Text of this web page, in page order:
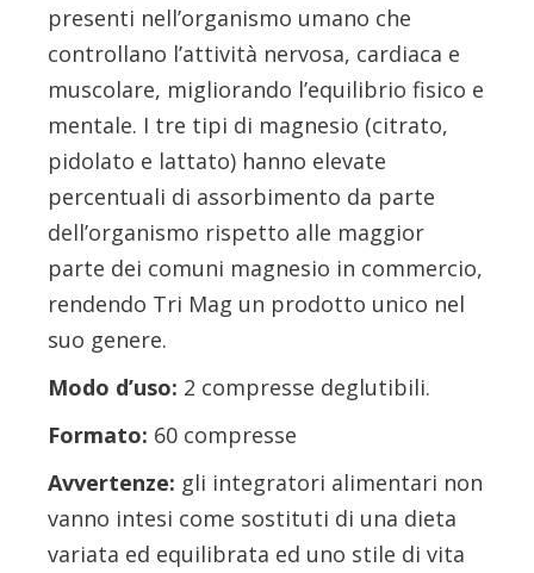
presenti nell’organismo umano che
controllano l’attività nervosa, cardiaca e
muscolare, migliorando l’equilibrio fisico e
mentale. I tre tipi di magnesio (citrato,
pidolato e lattato) hanno elevate
percentuali di assorbimento da parte
dell’organismo rispetto alle maggior
parte dei comuni magnesio in commercio,
rendendo Tri Mag un prodotto unico nel
suo genere.
Modo d’uso: 2 compresse deglutibili.
Formato: 60 compresse
Avvertenze: gli integratori alimentari non
vanno intesi come sostituti di una dieta
variata ed equilibrata ed uno stile di vita